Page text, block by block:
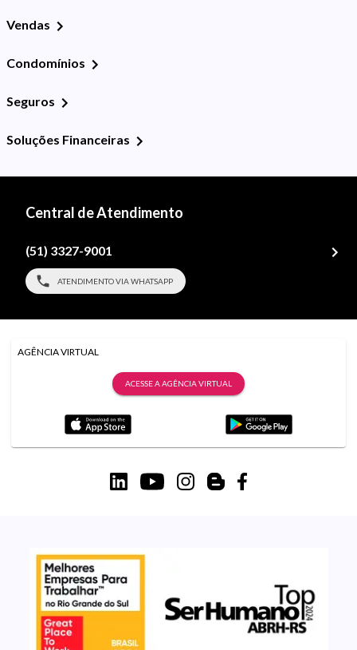
Vendas
Condomínios
Seguros
Soluções Financeiras
Central de Atendimento
(51) 3327-9001
ATENDIMENTO VIA WHATSAPP
AGÊNCIA VIRTUAL
ACESSE A AGÊNCIA VIRTUAL